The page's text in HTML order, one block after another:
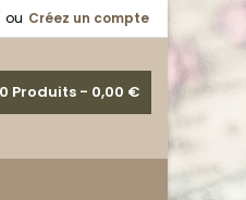
ou Créez un compte
0 Produits - 0,00 €